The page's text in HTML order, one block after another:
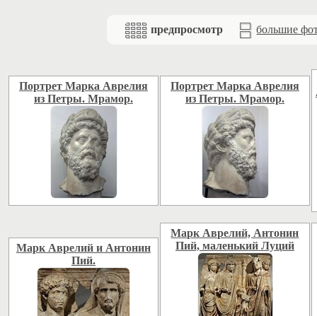
предпросмотр большие
Портрет Марка Аврелия
из Петры. Мрамор.
Портрет Марка Аврелия
из Петры. Мрамор.
Марк Аврелий и Антонин
Пий.
Марк Аврелий, Антонин
Пий, маленький Луций